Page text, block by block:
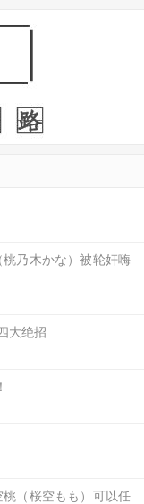
乃木かな）被轮奸嗨
大绝招
（桜空もも）可以任